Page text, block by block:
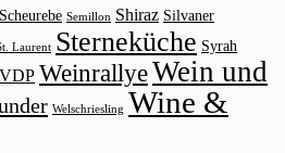
Scheurebe Semillon Shiraz Silvaner
Laurent Sterneküche Syrah
VDP WeinrallyeWein und
Welschriesling Wine &